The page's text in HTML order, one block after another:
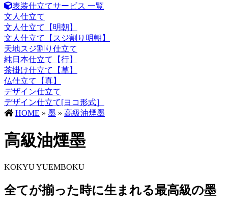
表装仕立てサービス 一覧
文人仕立て
文人仕立て【明朝】
文人仕立て【スジ割り明朝】
天地スジ割り仕立て
純日本仕立て【行】
茶掛け仕立て【草】
仏仕立て【真】
デザイン仕立て
デザイン仕立て[ヨコ形式］
HOME » 墨 » 高級油煙墨
高級油煙墨
KOKYU YUEMBOKU
全てが揃った時に生まれる最高級の墨